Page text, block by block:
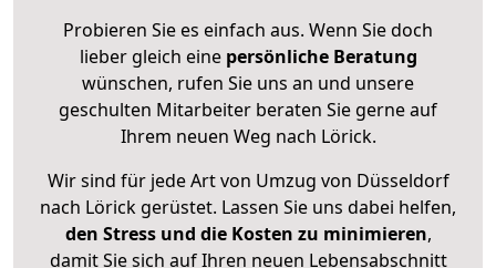
Probieren Sie es einfach aus. Wenn Sie doch
lieber gleich eine persönliche Beratung
wünschen, rufen Sie uns an und unsere
geschulten Mitarbeiter beraten Sie gerne auf
Ihrem neuen Weg nach Lörick.
Wir sind für jede Art von Umzug von Düsseldorf
nach Lörick gerüstet. Lassen Sie uns dabei helfen,
den Stress und die Kosten zu minimieren,
damit Sie sich auf Ihren neuen Lebensabschnitt